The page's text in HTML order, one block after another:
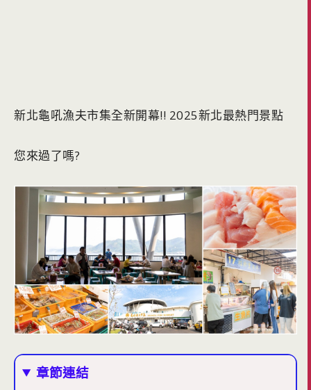
新北龜吼漁夫市集全新開幕!! 2025新北最熱門景點
您來過了嗎?
章節連結